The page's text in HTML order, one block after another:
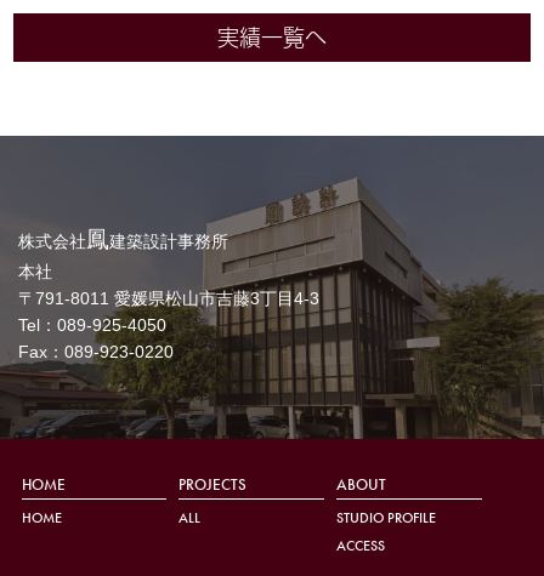
実績一覧へ
株式会社鳳建築設計事務所
本社
〒791-8011 愛媛県松山市吉藤3丁目4-3
Tel：089-925-4050
Fax：089-923-0220
HOME
HOME
PROJECTS
ALL
ABOUT
STUDIO PROFILE
ACCESS